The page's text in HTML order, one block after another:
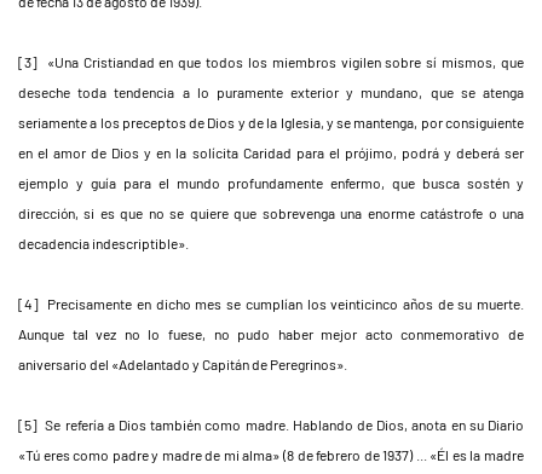
[3] «Una Cristiandad en que todos los miembros vigilen sobre sí mismos, que
deseche toda tendencia a lo puramente exterior y mundano, que se atenga
seriamente a los preceptos de Dios y de la Iglesia, y se mantenga, por consiguiente
en el amor de Dios y en la solícita Caridad para el prójimo, podrá y deberá ser
ejemplo y guía para el mundo profundamente enfermo, que busca sostén y
dirección, si es que no se quiere que sobrevenga una enorme catástrofe o una
decadencia indescriptible».
[4] Precisamente en dicho mes se cumplían los veinticinco años de su muerte.
Aunque tal vez no lo fuese, no pudo haber mejor acto conmemorativo de
aniversario del «Adelantado y Capitán de Peregrinos».
[5] Se refería a Dios también como madre. Hablando de Dios, anota en su Diario
«Tú eres como padre y madre de mi alma» (8 de febrero de 1937) ... «Él es la madre